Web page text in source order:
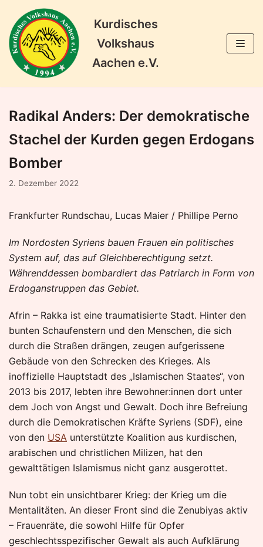
Zum
Inhalt
springen
Kurdisches
Volkshaus
Aachen e.V.
Radikal Anders: Der demokratische
Stachel der Kurden gegen Erdogans
Bomber
2. Dezember 2022
Frankfurter Rundschau, Lucas Maier / Phillipe Perno
Im Nordosten Syriens bauen Frauen ein politisches
System auf, das auf Gleichberechtigung setzt.
Währenddessen bombardiert das Patriarch in Form von
Erdoganstruppen das Gebiet.
Afrin – Rakka ist eine traumatisierte Stadt. Hinter den
bunten Schaufenstern und den Menschen, die sich
durch die Straßen drängen, zeugen aufgerissene
Gebäude von den Schrecken des Krieges. Als
inoffizielle Hauptstadt des „Islamischen Staates“, von
2013 bis 2017, lebten ihre Bewohner:innen dort unter
dem Joch von Angst und Gewalt. Doch ihre Befreiung
durch die Demokratischen Kräfte Syriens (SDF), eine
von den USA unterstützte Koalition aus kurdischen,
arabischen und christlichen Milizen, hat den
gewalttätigen Islamismus nicht ganz ausgerottet.
Nun tobt ein unsichtbarer Krieg: der Krieg um die
Mentalitäten. An dieser Front sind die Zenubiyas aktiv
– Frauenräte, die sowohl Hilfe für Opfer
geschlechtsspezifischer Gewalt als auch Aufklärung